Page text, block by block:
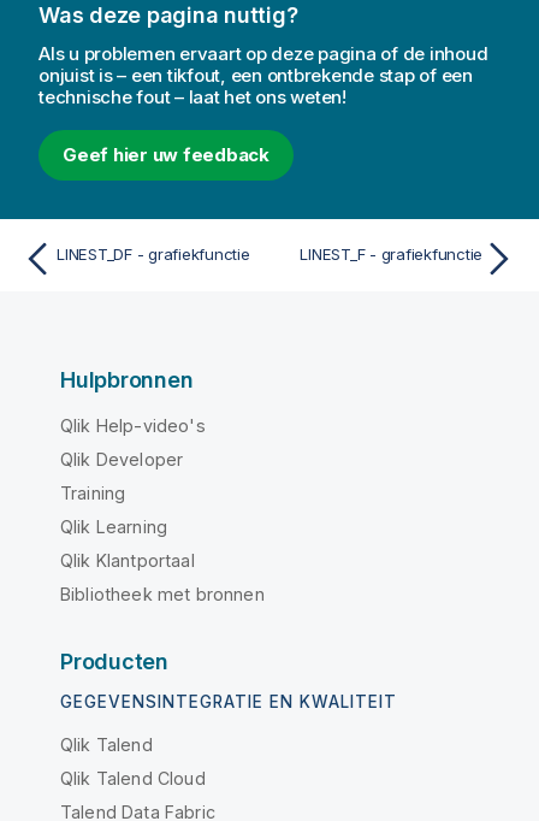
Was deze pagina nuttig?
Als u problemen ervaart op deze pagina of de inhoud
onjuist is – een tikfout, een ontbrekende stap of een
technische fout – laat het ons weten!
Geef hier uw feedback
LINEST_DF - grafiekfunctie LINEST_F - grafiekfunctie
Hulpbronnen
Qlik Help-video's
Qlik Developer
Training
Qlik Learning
Qlik Klantportaal
Bibliotheek met bronnen
Producten
GEGEVENSINTEGRATIE EN KWALITEIT
Qlik Talend
Qlik Talend Cloud
Talend Data Fabric